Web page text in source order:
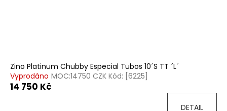
Zino Platinum Chubby Especial Tubos 10´S TT ´L´
Vyprodáno MOC:14750 CZK Kód: [6225]
14 750 Kč
DETAIL